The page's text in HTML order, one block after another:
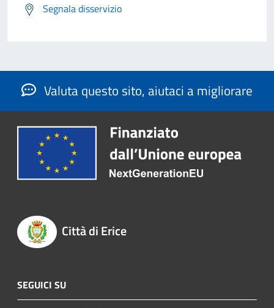
Segnala disservizio
Valuta questo sito, aiutaci a migliorare
Città di Erice
SEGUICI SU